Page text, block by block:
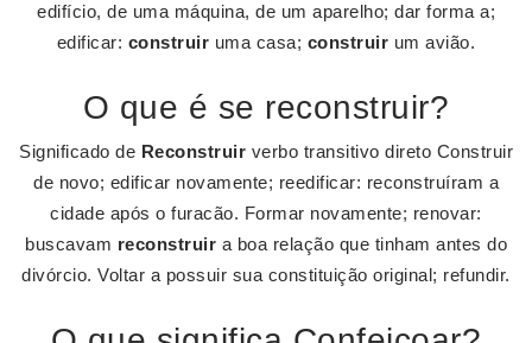
edifício, de uma máquina, de um aparelho; dar forma a;
edificar: construir uma casa; construir um avião.
O que é se reconstruir?
Significado de Reconstruir verbo transitivo direto Construir
de novo; edificar novamente; reedificar: reconstruíram a
cidade após o furacão. Formar novamente; renovar:
buscavam reconstruir a boa relação que tinham antes do
divórcio. Voltar a possuir sua constituição original; refundir.